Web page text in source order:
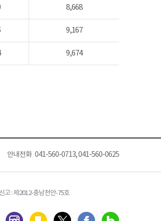
8,668
9,167
9,674
안내전화 041-560-0713, 041-560-0625
: 제2012-충남천안-75호